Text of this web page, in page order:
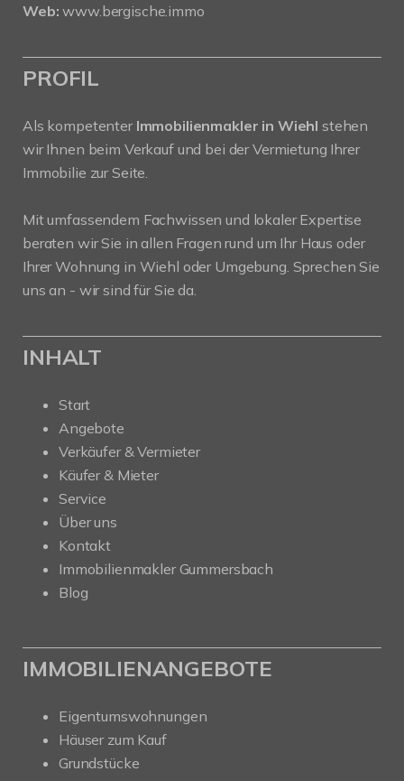
Web: www.bergische.immo
PROFIL
Als kompetenter Immobilienmakler in Wiehl stehen
wir Ihnen beim Verkauf und bei der Vermietung Ihrer
Immobilie zur Seite.
Mit umfassendem Fachwissen und lokaler Expertise
beraten wir Sie in allen Fragen rund um Ihr Haus oder
Ihrer Wohnung in Wiehl oder Umgebung. Sprechen Sie
uns an - wir sind für Sie da.
INHALT
Start
Angebote
Verkäufer & Vermieter
Käufer & Mieter
Service
Über uns
Kontakt
Immobilienmakler Gummersbach
Blog
IMMOBILIENANGEBOTE
Eigentumswohnungen
Häuser zum Kauf
Grundstücke